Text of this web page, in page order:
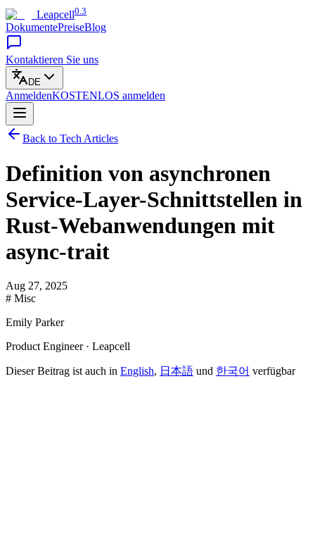
Leapcell0.3
DokumentePreiseBlog
Kontaktieren Sie uns
DE
AnmeldenKOSTENLOS anmelden
Back to Tech Articles
Definition von asynchronen
Service-Layer-Schnittstellen in
Rust-Webanwendungen mit
async-trait
Aug 27, 2025
# Misc
Emily Parker
Product Engineer · Leapcell
Dieser Beitrag ist auch in English, 日本語 und 한국어 verfügbar